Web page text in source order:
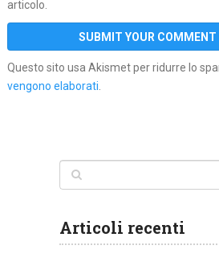
articolo.
Questo sito usa Akismet per ridurre lo
vengono elaborati.
Articoli recenti